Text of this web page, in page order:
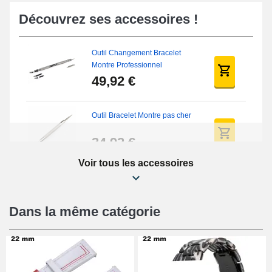
Découvrez ses accessoires !
Outil Changement Bracelet
Montre Professionnel
49,92 €
Outil Bracelet Montre pas cher
34,92 €
Kit Réparation Montre Débutant
16,90 €
Pied à Coulisse Numérique
9,90 €
Voir tous les accessoires
Dans la même catégorie